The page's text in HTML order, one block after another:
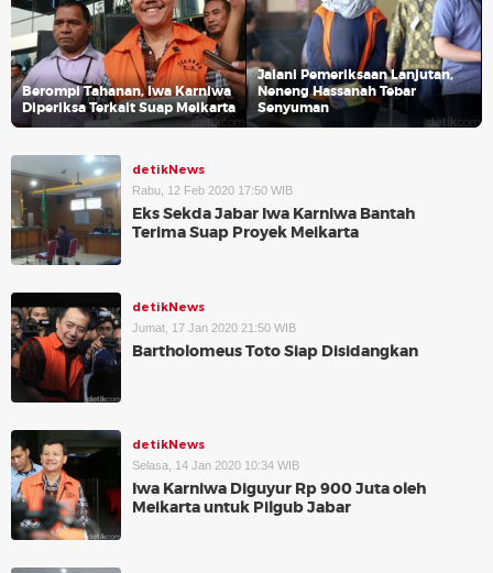
Berompi Tahanan, Iwa Karniwa
Diperiksa Terkait Suap Meikarta
Jalani Pemeriksaan Lanjutan,
Neneng Hassanah Tebar
Senyuman
detikNews
Rabu, 12 Feb 2020 17:50 WIB
Eks Sekda Jabar Iwa Karniwa Bantah
Terima Suap Proyek Meikarta
detikNews
Jumat, 17 Jan 2020 21:50 WIB
Bartholomeus Toto Siap Disidangkan
detikNews
Selasa, 14 Jan 2020 10:34 WIB
Iwa Karniwa Diguyur Rp 900 Juta oleh
Meikarta untuk Pilgub Jabar